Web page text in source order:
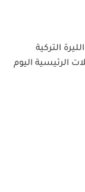
التركية
الرئيسية اليوم